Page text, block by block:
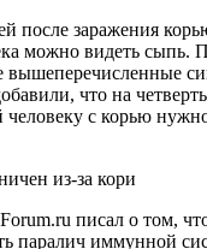
после заражения
можно видеть сыпь.
вышеперечисленные
что на
с корью
из-за кори
писал о том,
паралич иммунной